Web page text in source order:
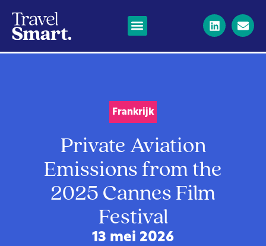
Frankrijk
Private Aviation
Emissions from the
2025 Cannes Film
Festival
13 mei 2026